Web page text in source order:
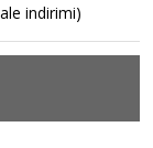
indirimi)